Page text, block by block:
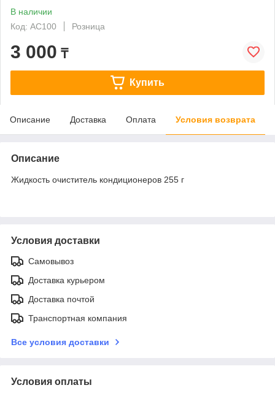
В наличии
Код: AC100
Розница
3 000 ₸
Купить
Описание Доставка Оплата Условия возврата
Описание
Жидкость очиститель кондиционеров 255 г
Условия доставки
Самовывоз
Доставка курьером
Доставка почтой
Транспортная компания
Все условия доставки
Условия оплаты